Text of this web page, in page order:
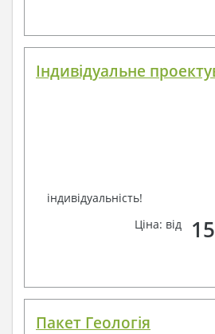
Індивідуальне
індивідуальність!
Ціна: від
Пакет Геологія